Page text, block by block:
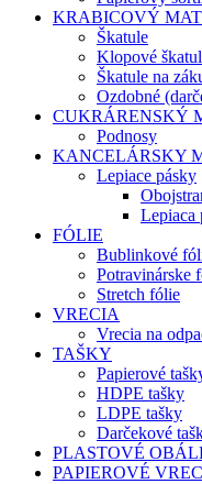
KRABICOVÝ
Škatule
Klopové
Škatule na
Ozdobné
CUKRÁRENSKÝ
Podnosy
KANCELÁRSKY
Lepiace pásky
Lepiaca
FÓLIE
Bublinkové
Potravinárske
Stretch fólie
VRECIA
Vrecia na
TAŠKY
Papierové
HDPE tašky
LDPE tašky
Darčekové
PLASTOVÉ
PAPIEROVÉ